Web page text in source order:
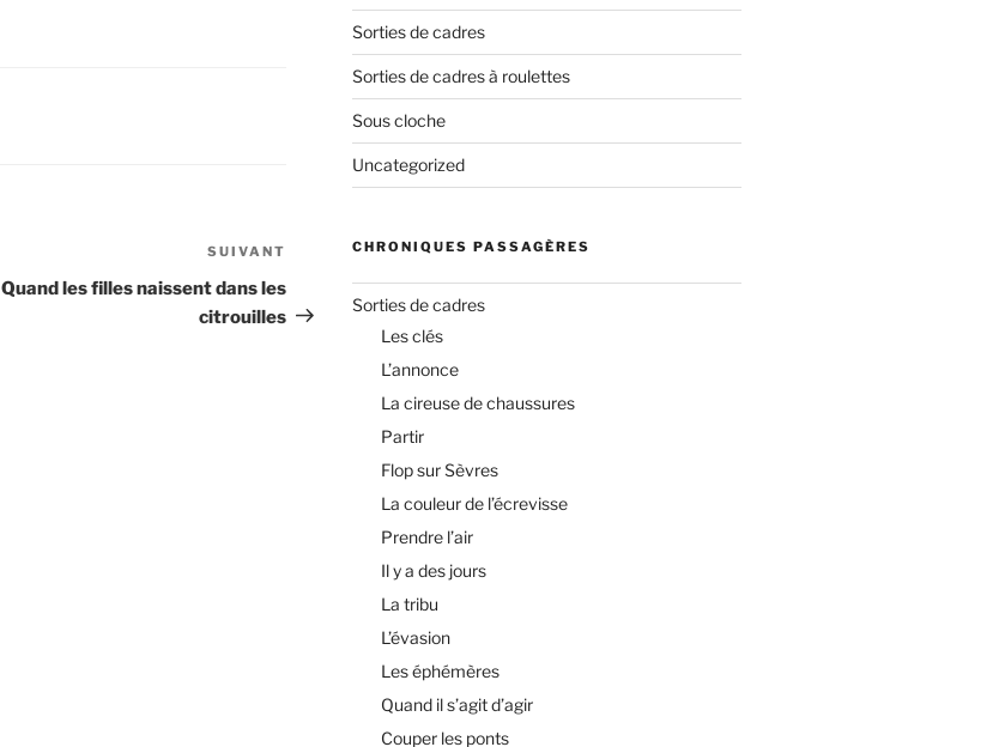
suivant
SUIVANT
Quand les filles naissent dans les
citrouilles
Sorties de cadres
Sorties de cadres à roulettes
Sous cloche
Uncategorized
CHRONIQUES PASSAGÈRES
Sorties de cadres
Les clés
L’annonce
La cireuse de chaussures
Partir
Flop sur Sèvres
La couleur de l’écrevisse
Prendre l’air
Il y a des jours
La tribu
L’évasion
Les éphémères
Quand il s’agit d’agir
Couper les ponts